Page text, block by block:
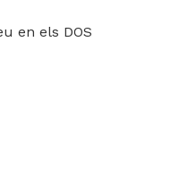
en els DOS